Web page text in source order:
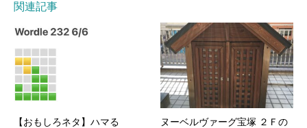
関連記事
【おもしろネタ】ハマる
ヌーベルヴァーグ宝塚 ２Ｆの